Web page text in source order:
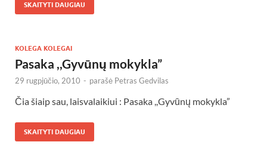
SKAITYTI DAUGIAU
KOLEGA KOLEGAI
Pasaka ,,Gyvūnų mokykla”
29 rugpjūčio, 2010 - parašė Petras Gedvilas
Čia šiaip sau, laisvalaikiui : Pasaka ,,Gyvūnų mokykla”
SKAITYTI DAUGIAU